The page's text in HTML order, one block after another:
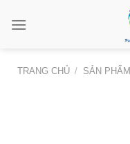
TRANG CHỦ / SẢN PHẨM